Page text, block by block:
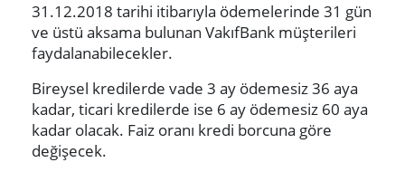
31.12.2018 tarihi itibarıyla ödemelerinde 31 gün
ve üstü aksama bulunan VakıfBank müşterileri
faydalanabilecekler.
Bireysel kredilerde vade 3 ay ödemesiz 36 aya
kadar, ticari kredilerde ise 6 ay ödemesiz 60 aya
kadar olacak. Faiz oranı kredi borcuna göre
değişecek.